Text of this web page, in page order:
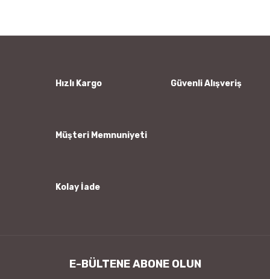
Ürün bilgilerinde hatalar bulunuyor.
Hızlı Kargo Güvenli Alışveriş
Müşteri Memnuniyeti
Kolay İade
E-BÜLTENE ABONE OLUN